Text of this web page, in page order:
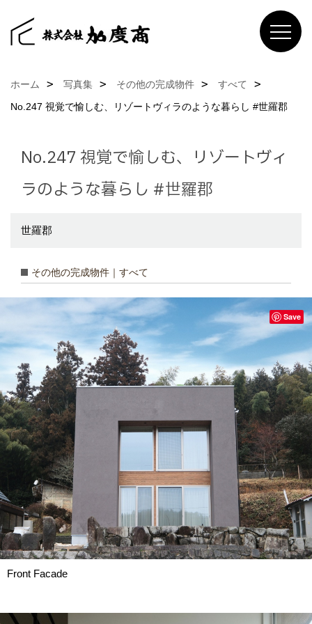
ホーム 写真集 その他の完成物件
すべて
No.247 視覚で愉しむ、リゾートヴィラのような暮らし #世羅郡
No.247 視覚で愉しむ、リゾートヴィ
ラのような暮らし #世羅郡
世羅郡
その他の完成物件｜すべて
Front Facade
Save